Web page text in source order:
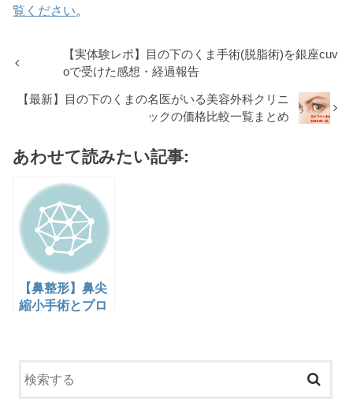
覧ください。
【実体験レポ】目の下のくま手術(脱脂術)を銀座cuv
oで受けた感想・経過報告
【最新】目の下のくまの名医がいる美容外科クリニ
ックの価格比較一覧まとめ
あわせて読みたい記事:
【鼻整形】鼻尖
縮小手術とプロ